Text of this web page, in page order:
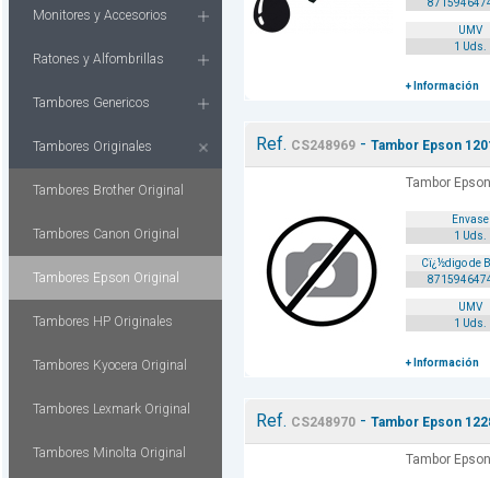
Monitores y Accesorios
Ratones y Alfombrillas
Tambores Genericos
Tambores Originales
Tambores Brother Original
Tambores Canon Original
Tambores Epson Original
Tambores HP Originales
Tambores Kyocera Original
Tambores Lexmark Original
Tambores Minolta Original
UMV
1 Uds.
+ Información
Ref. CS248969- Tambor Epson
Tambor
Envase
1 Uds.
Cï¿½digo de
UMV
1 Uds.
+ Información
Ref. CS248970- Tambor Epson
Tambor